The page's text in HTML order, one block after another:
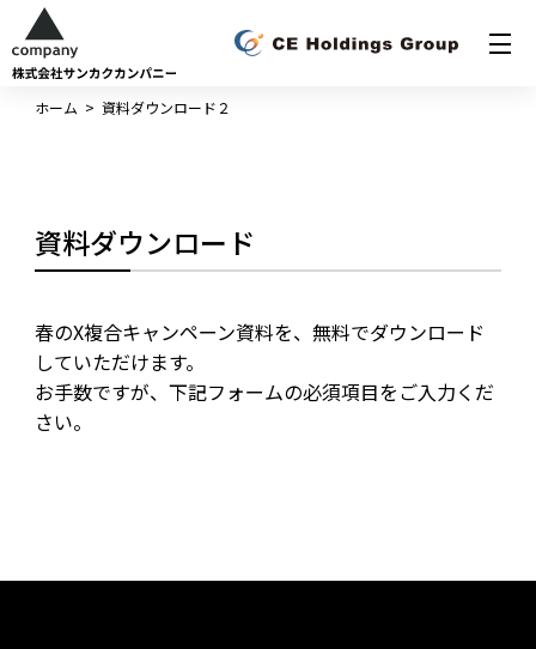
ホーム > 資料ダウンロード２
資料ダウンロード
春のX複合キャンペーン資料を、無料でダウンロード
していただけます。
お手数ですが、下記フォームの必須項目をご入力くだ
さい。